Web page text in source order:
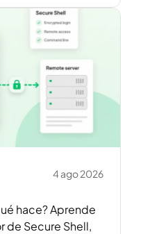
4 ago 2026
hace? Aprende
de Secure Shell,